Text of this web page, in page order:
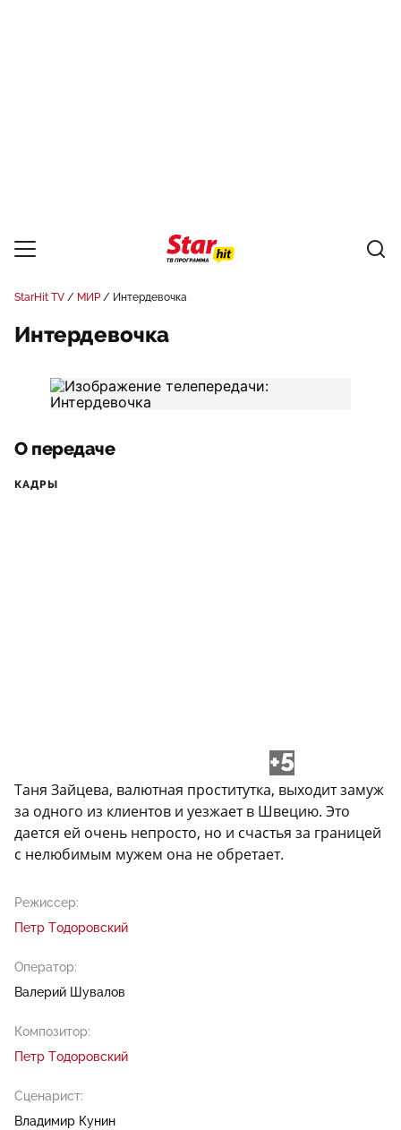
StarHit TV МИР Интердевочка
Интердевочка
О передаче
КАДРЫ
+5
Таня Зайцева, валютная проститутка, выходит замуж
за одного из клиентов и уезжает в Швецию. Это
дается ей очень непросто, но и счастья за границей
с нелюбимым мужем она не обретает.
Режиссер:
Петр Тодоровский
Оператор:
Валерий Шувалов
Композитор:
Петр Тодоровский
Сценарист:
Владимир Кунин